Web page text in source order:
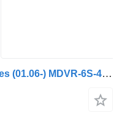
Unitate de control Verint K-series (01.06-) MDVR-6S-4 pentru autobuz Scania K,N,F-series bus (2006-)